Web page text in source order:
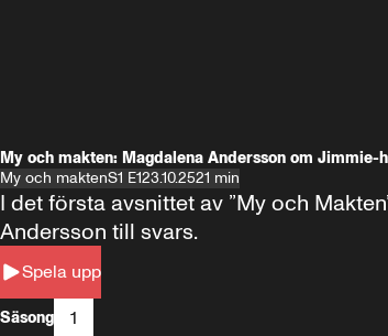
My och makten: Magdalena Andersson om Jimmie-
My och maktenS1 E123.10.2521 min
Spela upp
I det första avsnittet av ”My och
Andersson till svars.
Säsong 1